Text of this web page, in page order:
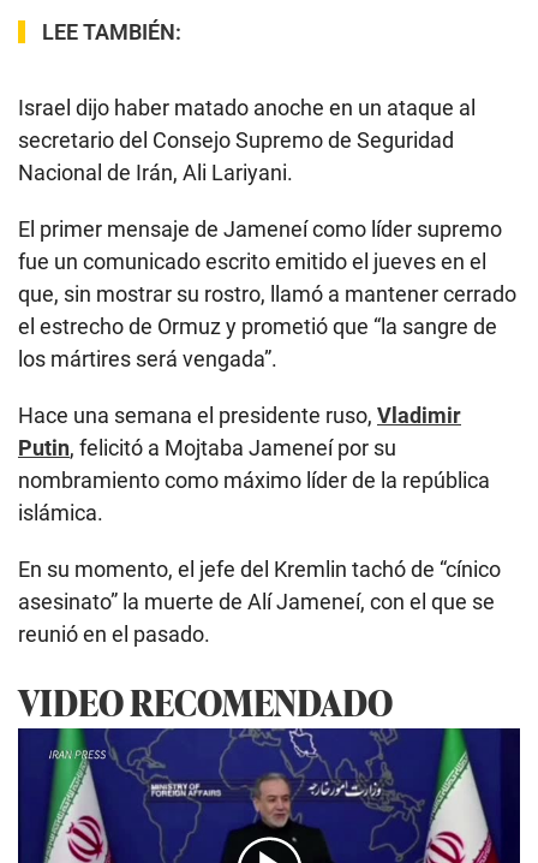
LEE TAMBIÉN:
Israel dijo haber matado anoche en un ataque al
secretario del Consejo Supremo de Seguridad
Nacional de Irán, Ali Lariyani.
El primer mensaje de Jameneí como líder supremo
fue un comunicado escrito emitido el jueves en el
que, sin mostrar su rostro, llamó a mantener cerrado
el estrecho de Ormuz y prometió que “la sangre de
los mártires será vengada”.
Hace una semana el presidente ruso, Vladimir
Putin, felicitó a Mojtaba Jameneí por su
nombramiento como máximo líder de la república
islámica.
En su momento, el jefe del Kremlin tachó de “cínico
asesinato” la muerte de Alí Jameneí, con el que se
reunió en el pasado.
VIDEO RECOMENDADO